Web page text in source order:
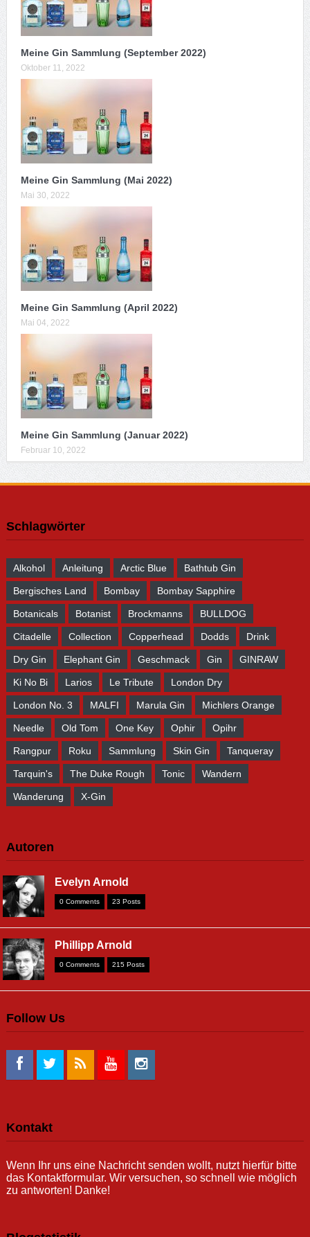
Meine Gin Sammlung (September 2022)
Oktober 11, 2022
Meine Gin Sammlung (Mai 2022)
Mai 30, 2022
Meine Gin Sammlung (April 2022)
Mai 04, 2022
Meine Gin Sammlung (Januar 2022)
Februar 10, 2022
Schlagwörter
Alkohol Anleitung Arctic Blue Bathtub Gin
Bergisches Land Bombay Bombay Sapphire
Botanicals Botanist Brockmanns BULLDOG
Citadelle Collection Copperhead Dodds Drink
Dry Gin Elephant Gin Geschmack Gin GINRAW
Ki No Bi Larios Le Tribute London Dry
London No. 3 MALFI Marula Gin Michlers Orange
Needle Old Tom One Key Ophir Opihr
Rangpur Roku Sammlung Skin Gin Tanqueray
Tarquin's The Duke Rough Tonic Wandern
Wanderung X-Gin
Autoren
Evelyn Arnold
0 Comments 23 Posts
Phillipp Arnold
0 Comments 215 Posts
Follow Us
Kontakt
Wenn Ihr uns eine Nachricht senden wollt, nutzt hierfür bitte
das Kontaktformular. Wir versuchen, so schnell wie möglich
zu antworten! Danke!